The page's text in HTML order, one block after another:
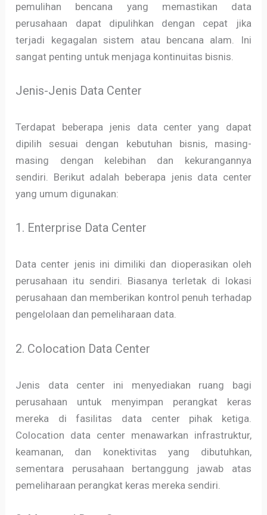
pemulihan bencana yang memastikan data
perusahaan dapat dipulihkan dengan cepat jika
terjadi kegagalan sistem atau bencana alam. Ini
sangat penting untuk menjaga kontinuitas bisnis.
Jenis-Jenis Data Center
Terdapat beberapa jenis data center yang dapat
dipilih sesuai dengan kebutuhan bisnis, masing-
masing dengan kelebihan dan kekurangannya
sendiri. Berikut adalah beberapa jenis data center
yang umum digunakan:
1. Enterprise Data Center
Data center jenis ini dimiliki dan dioperasikan oleh
perusahaan itu sendiri. Biasanya terletak di lokasi
perusahaan dan memberikan kontrol penuh terhadap
pengelolaan dan pemeliharaan data.
2. Colocation Data Center
Jenis data center ini menyediakan ruang bagi
perusahaan untuk menyimpan perangkat keras
mereka di fasilitas data center pihak ketiga.
Colocation data center menawarkan infrastruktur,
keamanan, dan konektivitas yang dibutuhkan,
sementara perusahaan bertanggung jawab atas
pemeliharaan perangkat keras mereka sendiri.